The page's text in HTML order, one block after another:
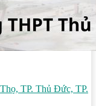
TP. Thủ Đức, TP.